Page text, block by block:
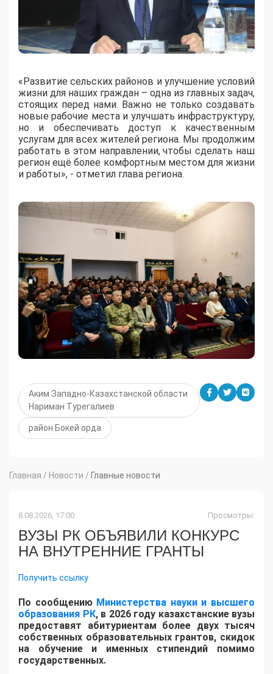
«Развитие сельских районов и улучшение условий
жизни для наших граждан – одна из главных задач,
стоящих перед нами. Важно не только создавать
новые рабочие места и улучшать инфраструктуру,
но и обеспечивать доступ к качественным
услугам для всех жителей региона. Мы продолжим
работать в этом направлении, чтобы сделать наш
регион ещё более комфортным местом для жизни
и работы», - отметил глава региона.
Аким Западно-Казахстанской области
Нариман Турегалиев
район Бокей орда
Главная / Новости / Главные новости
8.08.2026, 17:00 Просмотры:
ВУЗЫ РК ОБЪЯВИЛИ КОНКУРС
НА ВНУТРЕННИЕ ГРАНТЫ
Получить ссылку
По сообщению Министерства науки и высшего
образования РК, в 2026 году казахстанские вузы
предоставят абитуриентам более двух тысяч
собственных образовательных грантов, скидок
на обучение и именных стипендий помимо
государственных.